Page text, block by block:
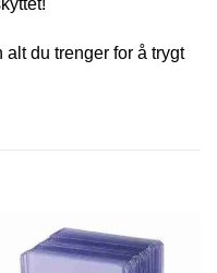
du trenger for å trygt